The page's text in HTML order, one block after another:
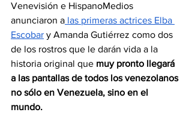
Venevisión e HispanoMedios
anunciaron a las primeras actrices Elba
Escobar y Amanda Gutiérrez como dos
de los rostros que le darán vida a la
historia original que muy pronto llegará
a las pantallas de todos los venezolanos
no sólo en Venezuela, sino en el
mundo.